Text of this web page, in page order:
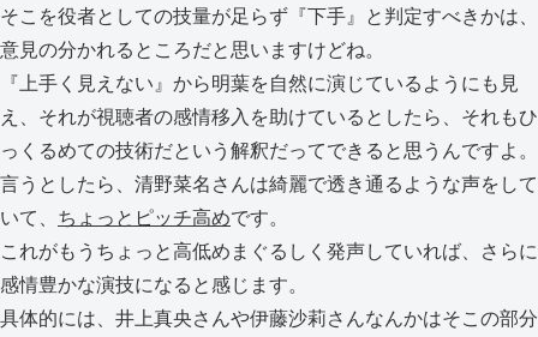
そこを役者としての技量が足らず『下手』と判定すべきかは、
意見の分かれるところだと思いますけどね。
『上手く見えない』から明葉を自然に演じているようにも見
え、それが視聴者の感情移入を助けているとしたら、それもひ
っくるめての技術だという解釈だってできると思うんですよ。
言うとしたら、清野菜名さんは綺麗で透き通るような声をして
いて、 ちょっとピッチ高めです。
これがもうちょっと高低めまぐるしく発声していれば、さらに
感情豊かな演技になると感じます。
具体的には、井上真央さんや伊藤沙莉さんなんかはそこの部分